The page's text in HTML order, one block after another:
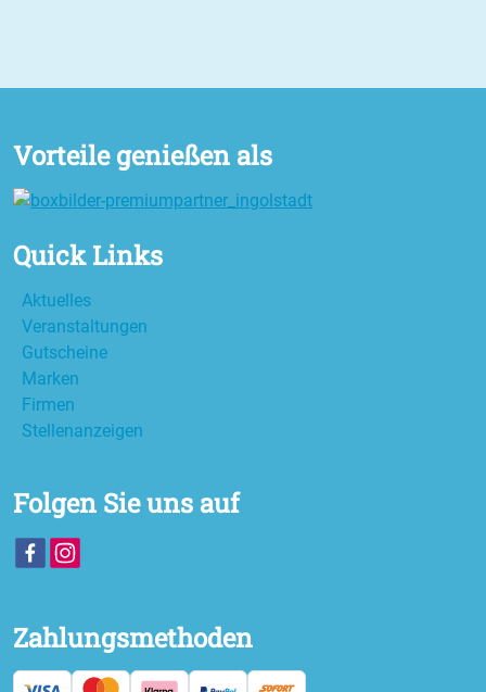
Vorteile genießen als
Quick Links
Aktuelles
Veranstaltungen
Gutscheine
Marken
Firmen
Stellenanzeigen
Folgen Sie uns auf
Zahlungsmethoden